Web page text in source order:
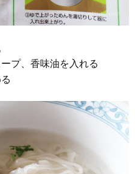
プ、香味油を入れる